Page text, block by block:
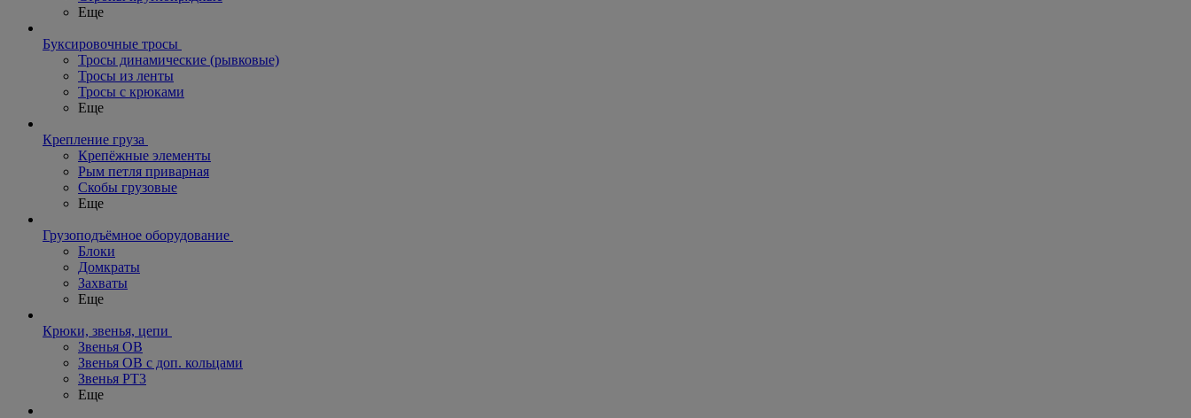
Еще
Буксировочные тросы
Тросы динамические (рывковые)
Тросы из ленты
Тросы с крюками
Еще
Крепление груза
Крепёжные элементы
Рым петля приварная
Скобы грузовые
Еще
Грузоподъёмное оборудование
Блоки
Домкраты
Захваты
Еще
Крюки, звенья, цепи
Звенья ОВ
Звенья ОВ с доп. кольцами
Звенья РТ3
Еще